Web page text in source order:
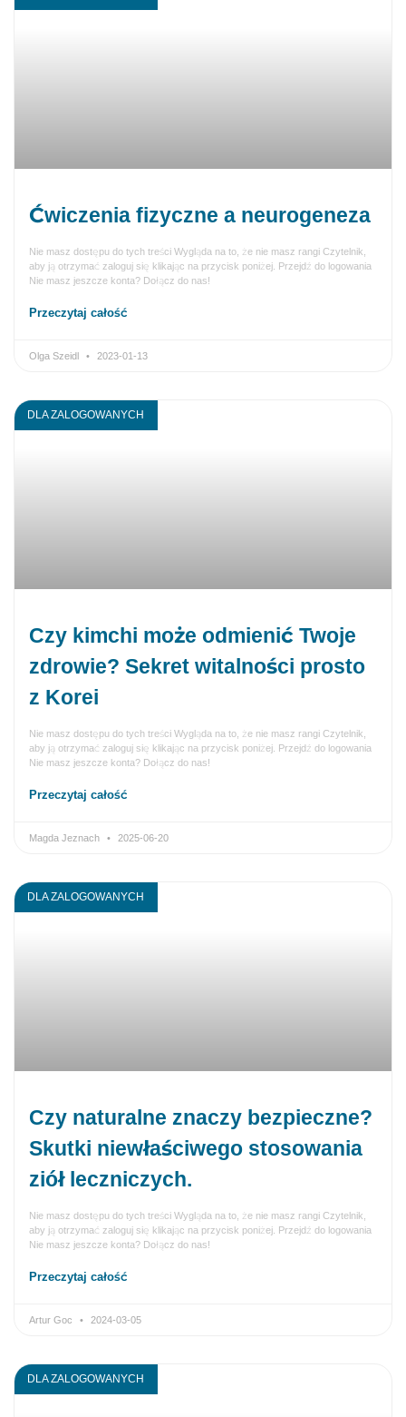
Ćwiczenia fizyczne a neurogeneza
Nie masz dostępu do tych treści Wygląda na to, że nie masz rangi Czytelnik,
aby ją otrzymać zaloguj się klikając na przycisk poniżej. Przejdź do logowania
Nie masz jeszcze konta? Dołącz do nas!
Przeczytaj całość
Olga Szeidl 2023-01-13
DLA ZALOGOWANYCH
Czy kimchi może odmienić Twoje
zdrowie? Sekret witalności prosto
z Korei
Nie masz dostępu do tych treści Wygląda na to, że nie masz rangi Czytelnik,
aby ją otrzymać zaloguj się klikając na przycisk poniżej. Przejdź do logowania
Nie masz jeszcze konta? Dołącz do nas!
Przeczytaj całość
Magda Jeznach 2025-06-20
DLA ZALOGOWANYCH
Czy naturalne znaczy bezpieczne?
Skutki niewłaściwego stosowania
ziół leczniczych.
Nie masz dostępu do tych treści Wygląda na to, że nie masz rangi Czytelnik,
aby ją otrzymać zaloguj się klikając na przycisk poniżej. Przejdź do logowania
Nie masz jeszcze konta? Dołącz do nas!
Przeczytaj całość
Artur Goc 2024-03-05
DLA ZALOGOWANYCH